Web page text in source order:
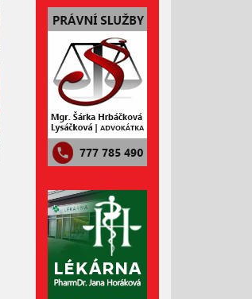
Leden 2022
Prosinec 2021
Listopad 2021
Říjen 2021
Září 2021
Srpen 2021
Červenec 2021
Květen 2021
Duben 2021
Březen 2021
Únor 2021
Leden 2021